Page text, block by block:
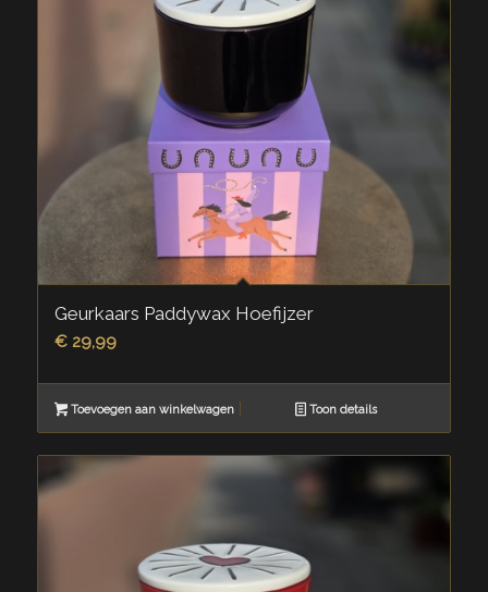
Geurkaars Paddywax Hoefijzer
€29,99
Toevoegen aan winkelwagen Toon details